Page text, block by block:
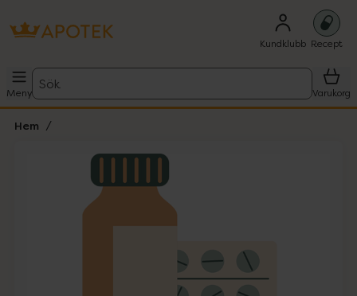
Kundklubb Recept
Meny
Sök
Varukorg
Hem
Lista: . Innehåller 1 objekt.